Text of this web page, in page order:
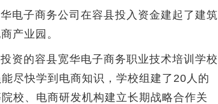
子商务公司在容县投入资金建起了建筑
产业园。
的容县宽华电子商务职业技术培训学校
尽快学到电商知识，学校组建了20人的
校、电商研发机构建立长期战略合作关